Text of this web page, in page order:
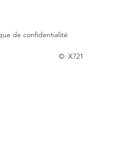
de confidentialité
© X721